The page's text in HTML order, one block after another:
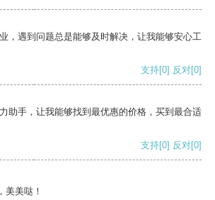
，遇到问题总是能够及时解决，让我能够安心工
支持[0] 反对[0]
助手，让我能够找到最优惠的价格，买到最合适
支持[0] 反对[0]
美美哒！